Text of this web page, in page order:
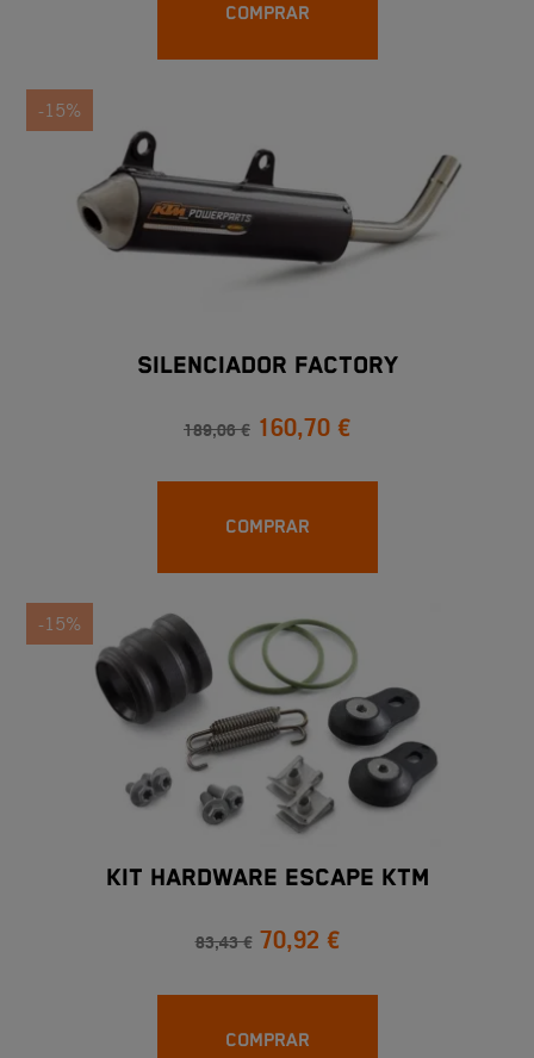
COMPRAR
-15%
SILENCIADOR FACTORY
189,06 € 160,70 €
COMPRAR
-15%
KIT HARDWARE ESCAPE KTM
83,43 € 70,92 €
COMPRAR